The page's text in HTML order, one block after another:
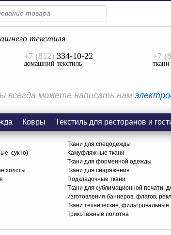
Просмотреть Все
текстиля
+7 (812) 334-10-22
домашний текстиль
+7
всегда можете написать нам
Ковры Текстиль для ресторанов и
сукно)
холсты
Ткани для спецодежды
Камуфляжные ткани
Ткани для форменной одежды
Ткани для снаряжения
Подкладочные ткани
Ткани для сублимационной печати,
изготовления баннеров, флагов,
Ткани технические, фильтровальные
Трикотажные полотна